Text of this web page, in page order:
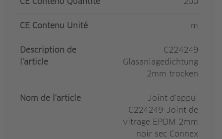
CE Contenu Unité m
Description de
l'article
C224249
Glasanlagedichtung
2mm trocken
Nom de l'article
Joint d'appui
C224249-Joint de
vitrage EPDM 2mm
noir sec Connex